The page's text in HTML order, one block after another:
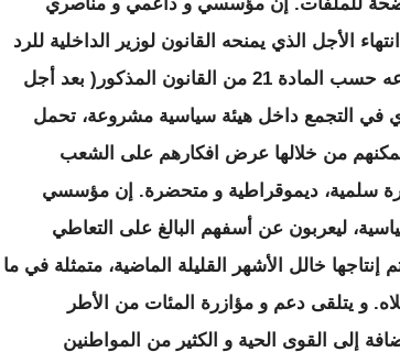
الأجل الذي يمنحه القانون لوزير الداخلية للرد
على طلب ترخيص أي حزب سياسي )11 يوما من تاريخ إيداعه حسب المادة 21 من القانون المذكور( بعد أجل
في التجمع داخل هيئة سياسية مشروعة، تحمل
و يمكنهم من خلالها عرض افكارهم على الشعب
سلمية، ديموقراطية و متحضرة. إن مؤسسي
ليعربون عن أسفهم البالغ على التعاطي
خالل الأشهر القليلة الماضية، متمثلة في ما
أعلاه. و يتلقى دعم و مؤازرة المئات من الأطر
جالية في الخارج(، بالإضافة إلى القوى الحية و الكثير من المواطنين